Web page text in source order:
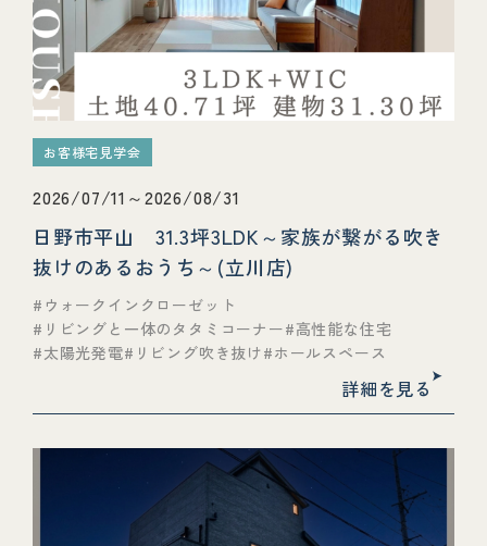
お客様宅見学会
2026/07/11～2026/08/31
日野市平山 31.3坪3LDK～家族が繋がる吹き
抜けのあるおうち～(立川店)
ウォークインクローゼット
リビングと一体のタタミコーナー
高性能な住宅
太陽光発電
リビング吹き抜け ホールスペース
詳細を見る